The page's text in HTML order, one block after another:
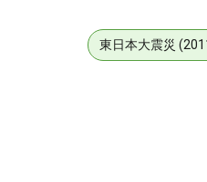
東日本大震災